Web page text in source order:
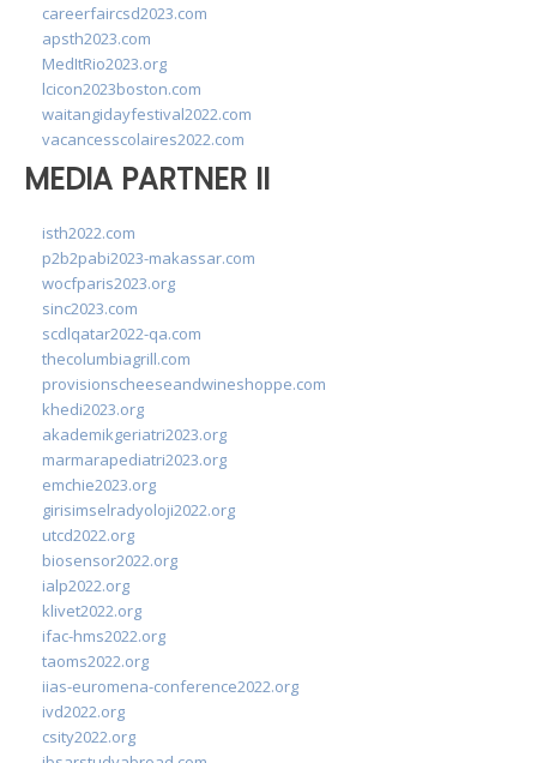
careerfaircsd2023.com
apsth2023.com
MedItRio2023.org
lcicon2023boston.com
waitangidayfestival2022.com
vacancesscolaires2022.com
MEDIA PARTNER II
isth2022.com
p2b2pabi2023-makassar.com
wocfparis2023.org
sinc2023.com
scdlqatar2022-qa.com
thecolumbiagrill.com
provisionscheeseandwineshoppe.com
khedi2023.org
akademikgeriatri2023.org
marmarapediatri2023.org
emchie2023.org
girisimselradyoloji2022.org
utcd2022.org
biosensor2022.org
ialp2022.org
klivet2022.org
ifac-hms2022.org
taoms2022.org
iias-euromena-conference2022.org
ivd2022.org
csity2022.org